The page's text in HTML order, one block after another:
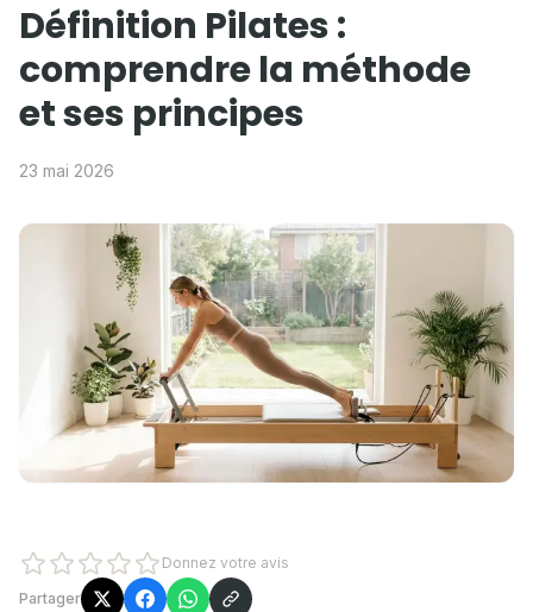
Définition Pilates :
comprendre la méthode
et ses principes
23 mai 2026
Donnez votre avis
Partager